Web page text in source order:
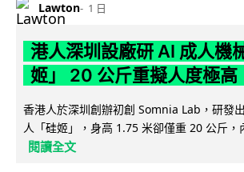
Lawton 1 日
港人深圳設廠研 AI 成人機
姬」 20 公斤重擬人度極高
香港人於深圳創辦初創 Somnia Lab，研發
人「硅姬」，身高 1.75 米卻僅重 20 公斤，
閱讀全文